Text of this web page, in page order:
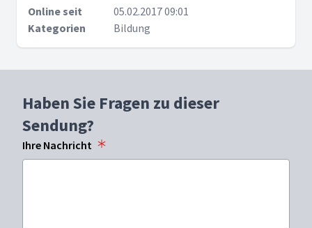
Online seit
05.02.2017 09:01
Kategorien
Bildung
Haben Sie Fragen zu dieser
Sendung?
Ihre Nachricht